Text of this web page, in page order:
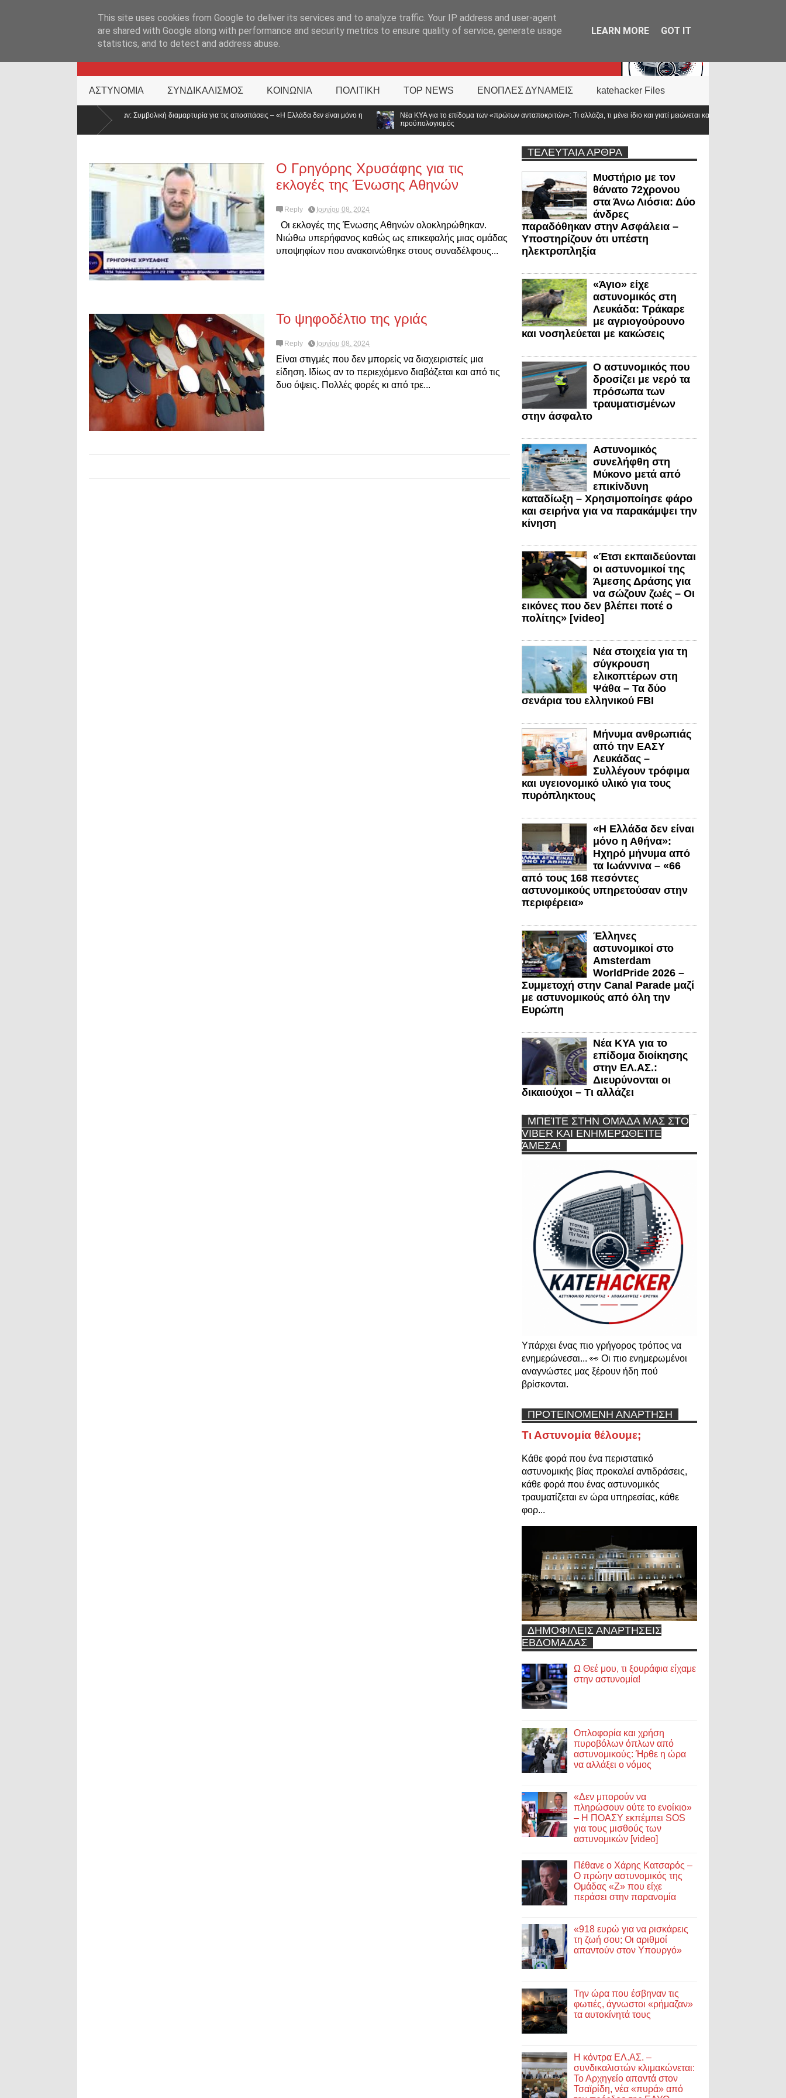
KATEHACKER
ΑΣΤΥΝΟΜΙΑ ΣΥΝΔΙΚΑΛΙΣΜΟΣ ΚΟΙΝΩΝΙΑ ΠΟΛΙΤΙΚΗ TOP NEWS ΕΝΟΠΛΕΣ ΔΥΝΑΜΕΙΣ katehacker Files
Ιωαννίνων: Συμβολική διαμαρτυρία για τις αποσπάσεις – «Η Ελλάδα δεν είναι μόνο η
Νέα ΚΥΑ για το επίδομα των «πρώτων ανταποκριτών»: Τι αλλάζει, τι μένει ίδιο και γιατί μειώνεται κατά 50% ο
Ο Γρηγόρης Χρυσάφης για τις
εκλογές της Ένωσης Αθηνών
Reply Ιουνίου 08, 2024
Οι εκλογές της Ένωσης Αθηνών ολοκληρώθηκαν.
Νιώθω υπερήφανος καθώς ως επικεφαλής μιας ομάδας
υποψηφίων που ανακοινώθηκε στους συναδέλφους...
Το ψηφοδέλτιο της γριάς
Reply Ιουνίου 08, 2024
Είναι στιγμές που δεν μπορείς να διαχειριστείς μια
είδηση. Ιδίως αν το περιεχόμενο διαβάζεται και από τις
δυο όψεις. Πολλές φορές κι από τρε...
ΤΕΛΕΥΤΑΙΑ ΑΡΘΡΑ
Μυστήριο με τον
θάνατο 72χρονου
στα Άνω Λιόσια: Δύο
άνδρες
παραδόθηκαν στην Ασφάλεια –
Υποστηρίζουν ότι υπέστη
ηλεκτροπληξία
«Άγιο» είχε
αστυνομικός στη
Λευκάδα: Τράκαρε
με αγριογούρουνο
και νοσηλεύεται με κακώσεις
Ο αστυνομικός που
δροσίζει με νερό τα
πρόσωπα των
τραυματισμένων
στην άσφαλτο
Αστυνομικός
συνελήφθη στη
Μύκονο μετά από
επικίνδυνη
καταδίωξη – Χρησιμοποίησε φάρο
και σειρήνα για να παρακάμψει την
κίνηση
«Έτσι εκπαιδεύονται
οι αστυνομικοί της
Άμεσης Δράσης για
να σώζουν ζωές – Οι
εικόνες που δεν βλέπει ποτέ ο
πολίτης» [video]
Νέα στοιχεία για τη
σύγκρουση
ελικοπτέρων στη
Ψάθα – Τα δύο
σενάρια του ελληνικού FBI
Μήνυμα ανθρωπιάς
από την ΕΑΣΥ
Λευκάδας –
Συλλέγουν τρόφιμα
και υγειονομικό υλικό για τους
πυρόπληκτους
«Η Ελλάδα δεν είναι
μόνο η Αθήνα»:
Ηχηρό μήνυμα από
τα Ιωάννινα – «66
από τους 168 πεσόντες
αστυνομικούς υπηρετούσαν στην
περιφέρεια»
Έλληνες
αστυνομικοί στο
Amsterdam
WorldPride 2026 –
Συμμετοχή στην Canal Parade μαζί
με αστυνομικούς από όλη την
Ευρώπη
Νέα ΚΥΑ για το
επίδομα διοίκησης
στην ΕΛ.ΑΣ.:
Διευρύνονται οι
δικαιούχοι – Τι αλλάζει
ΜΠΕΊΤΕ ΣΤΗΝ ΟΜΆΔΑ ΜΑΣ ΣΤΟ
VIBER ΚΑΙ ΕΝΗΜΕΡΩΘΕΊΤΕ
ΆΜΕΣΑ!
Υπάρχει ένας πιο γρήγορος τρόπος να
ενημερώνεσαι... 👀 Οι πιο ενημερωμένοι
αναγνώστες μας ξέρουν ήδη πού
βρίσκονται.
ΠΡΟΤΕΙΝΟΜΕΝΗ ΑΝΑΡΤΗΣΗ
Τι Αστυνομία θέλουμε;
Κάθε φορά που ένα περιστατικό
αστυνομικής βίας προκαλεί αντιδράσεις,
κάθε φορά που ένας αστυνομικός
τραυματίζεται εν ώρα υπηρεσίας, κάθε
φορ...
ΔΗΜΟΦΙΛΕΙΣ ΑΝΑΡΤΗΣΕΙΣ
ΕΒΔΟΜΑΔΑΣ
Ω Θεέ μου, τι ξουράφια είχαμε
στην αστυνομία!
Οπλοφορία και χρήση
πυροβόλων όπλων από
αστυνομικούς: Ήρθε η ώρα
να αλλάξει ο νόμος
«Δεν μπορούν να
πληρώσουν ούτε το ενοίκιο»
– Η ΠΟΑΣΥ εκπέμπει SOS
για τους μισθούς των
αστυνομικών [video]
Πέθανε ο Χάρης Κατσαρός –
Ο πρώην αστυνομικός της
Ομάδας «Ζ» που είχε
περάσει στην παρανομία
«918 ευρώ για να ρισκάρεις
τη ζωή σου; Οι αριθμοί
απαντούν στον Υπουργό»
Την ώρα που έσβηναν τις
φωτιές, άγνωστοι «ρήμαζαν»
τα αυτοκίνητά τους
Η κόντρα ΕΛ.ΑΣ. –
συνδικαλιστών κλιμακώνεται:
Το Αρχηγείο απαντά στον
Τσαϊρίδη, νέα «πυρά» από
This site uses cookies from Google to deliver its services and to analyze traffic. Your IP address and user-agent
are shared with Google along with performance and security metrics to ensure quality of service, generate usage
statistics, and to detect and address abuse.
LEARN MORE GOT IT